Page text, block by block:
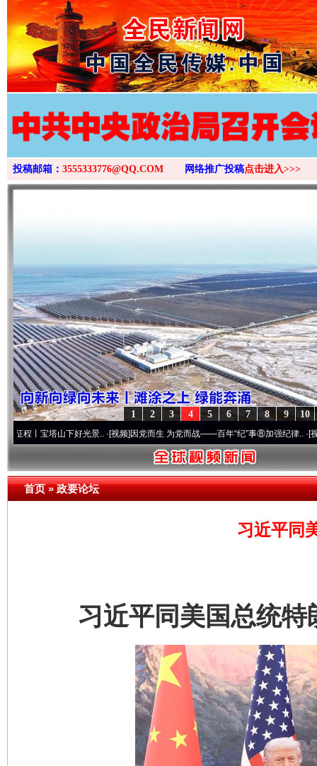
>
投稿邮箱： 3555333776@QQ.COM 网络推广投稿点击进入>>>
10
9
8
7
6
5
4
3
2
1
光景..·[视频]因党而生 为党而战——百年“纪”事⑧加强纪律..·[视频]牢记初心使命
首页»政要论坛
习近平同
习近平同美国总统特